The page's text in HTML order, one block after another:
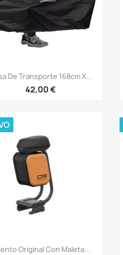
Vista rápida
De Transporte 168cm X...
42,00 €
Vista rápida
Original Con Maleta...